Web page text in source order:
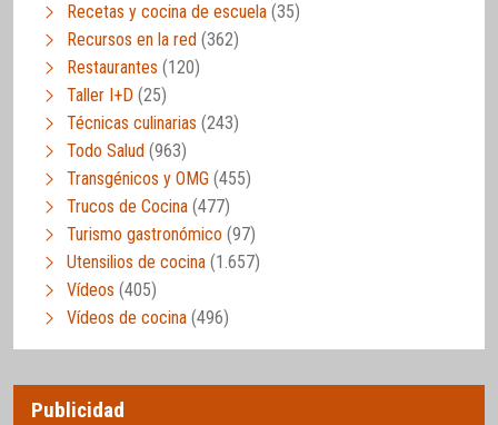
Recetas y cocina de escuela (35)
Recursos en la red (362)
Restaurantes (120)
Taller I+D (25)
Técnicas culinarias (243)
Todo Salud (963)
Transgénicos y OMG (455)
Trucos de Cocina (477)
Turismo gastronómico (97)
Utensilios de cocina (1.657)
Vídeos (405)
Vídeos de cocina (496)
Publicidad